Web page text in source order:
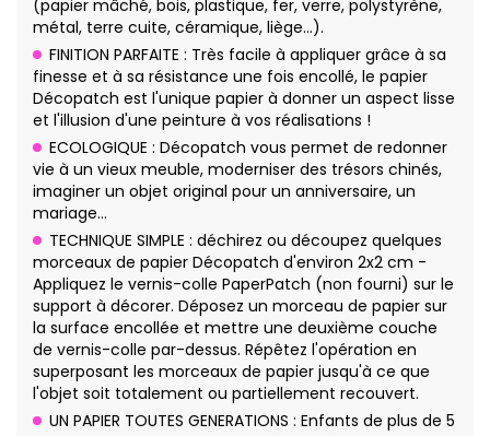
(papier mâché, bois, plastique, fer, verre, polystyrène,
métal, terre cuite, céramique, liège…).
FINITION PARFAITE : Très facile à appliquer grâce à sa
finesse et à sa résistance une fois encollé, le papier
Décopatch est l'unique papier à donner un aspect lisse
et l'illusion d'une peinture à vos réalisations !
ECOLOGIQUE : Décopatch vous permet de redonner
vie à un vieux meuble, moderniser des trésors chinés,
imaginer un objet original pour un anniversaire, un
mariage…
TECHNIQUE SIMPLE : déchirez ou découpez quelques
morceaux de papier Décopatch d'environ 2x2 cm -
Appliquez le vernis-colle PaperPatch (non fourni) sur le
support à décorer. Déposez un morceau de papier sur
la surface encollée et mettre une deuxième couche
de vernis-colle par-dessus. Répêtez l'opération en
superposant les morceaux de papier jusqu'à ce que
l'objet soit totalement ou partiellement recouvert.
UN PAPIER TOUTES GENERATIONS : Enfants de plus de 5